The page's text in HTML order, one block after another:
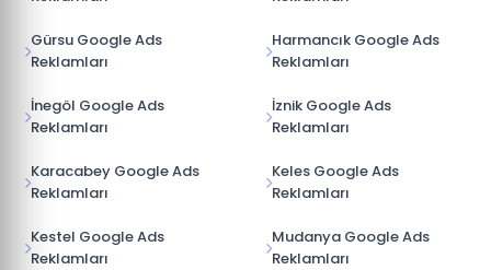
Gürsu Google Ads
Reklamları
Harmancık Google Ads
Reklamları
İnegöl Google Ads
Reklamları
İznik Google Ads
Reklamları
Karacabey Google Ads
Reklamları
Keles Google Ads
Reklamları
Kestel Google Ads
Reklamları
Mudanya Google Ads
Reklamları